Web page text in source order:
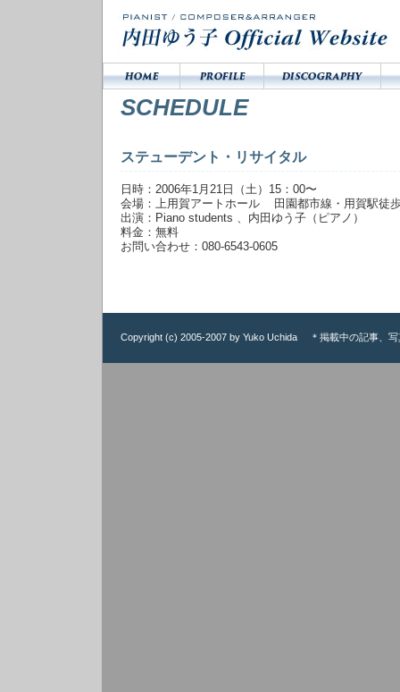
SCHEDULE
ステューデント・リサイタル
日時：2006年1月21日（土）15：00〜
会場：上用賀アートホール 田園都市線・用賀駅
出演：Piano students 、内田ゆう子（ピアノ）
料金：無料
お問い合わせ：080-6543-0605
Copyright (c) 2005-2007 by Yuko Uchida ＊掲載中の記事、